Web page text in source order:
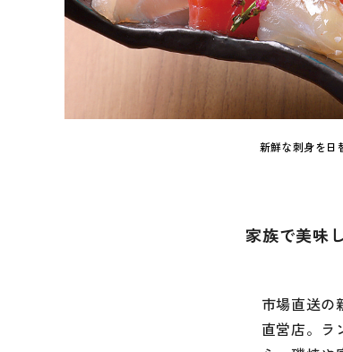
新鮮な刺身を日
家族で美味
市場直送の
直営店。ラ